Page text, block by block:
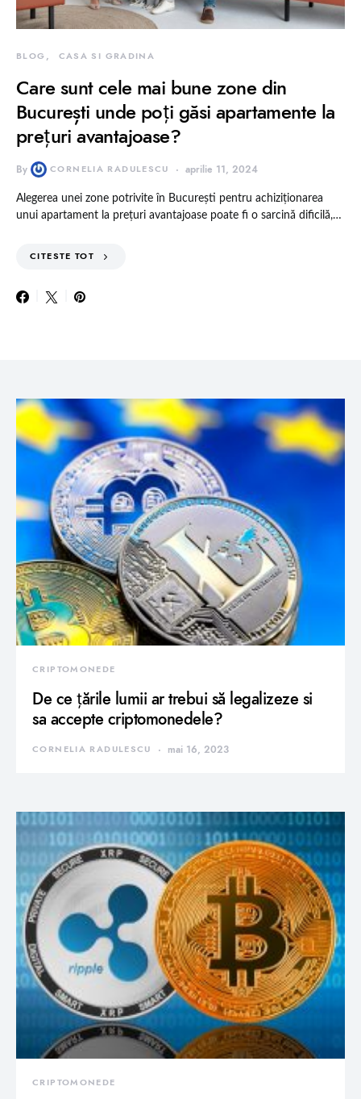
BLOG CASA SI GRADINA
Care sunt cele mai bune zone din
București unde poți găsi apartamente la
prețuri avantajoase?
By CORNELIA RADULESCU aprilie 11, 2024
Alegerea unei zone potrivite în București pentru achiziționarea
unui apartament la prețuri avantajoase poate fi o sarcină dificilă,…
CITESTE TOT
CRIPTOMONEDE
De ce țările lumii ar trebui să legalizeze si
sa accepte criptomonedele?
CORNELIA RADULESCU mai 16, 2023
CRIPTOMONEDE